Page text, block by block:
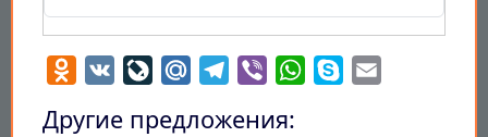
Odnoklassniki
VK LiveJournal
Mail.RuTelegram
Viber WhatsApp
Skype
Другие предложения: